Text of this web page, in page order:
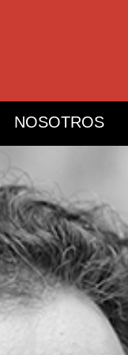
NOSOTROS